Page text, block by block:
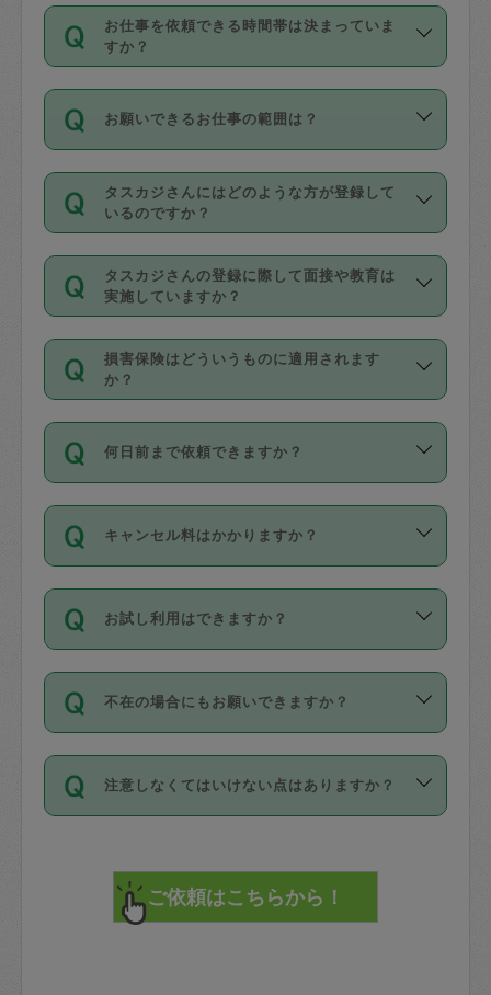
丈夫です。
デビットカード・プリペイドカード（Vプ
リカ、au WALLETなど）は支払にはご利
銀行振込や現金払いも対応していませ
なお、タスカジさんの交通費も、依頼料
金のご請求と合わせてお支払いとなりま
動計算で表示されます。
す。
定期の最低利用回数は設けていない代わ
りに、一定数を超えたキャンセルは有償
（例：毎週定期の場合は３回以上のキャ
ンセルが有償（1200円、隔週定期の場合
は２回以上のキャンセルが有償（1200
交通費は依頼料金とは別途発生し、依頼
料金のご請求と合わせてお支払いとなり
ます。交通費の金額は「依頼の詳細」に
お仕事を依頼できる時間帯は決まっていま
すか？
時間帯は3種類あります。いずれも１回あ
たり３時間です。
・ＡＭ ９時～１２時
・ＰＭ １３時～１６時
・夜 １８時～２１時
開始時間を２時間前後変更することが可
能です。依頼送信後、個別にタスカジさ
んにメッセージを送り調整してくださ
い。ただし、２時間を越えての調整はで
時間も被らない場合、損害保険の対象外
お願いできるお仕事の範囲は？
掃除、整理収納、洗濯、買い物、料理、
作り置きです。タスカジさんによってで
きる仕事の範囲が異なりますので、依頼
する前にタスカジさんのプロフィールで
確認してください。
基本的に、高所での作業や危険作業、屋
外での作業は対象外です。
タスカジさんにはどのような方が登録して
いるのですか？
主婦として長年の家事経験をお持ちの
方、栄養士・調理師といった資格者で保
育園や学校の給食やレストランで料理関
係の専門職に従事されていた方、日本で
すでにハウスキーパーや英語の先生とし
てお仕事をしているフィリピン出身の
社員など様々なバックグラウンドの方が
登録しています。
日本語も話せる方など様々です。
ールに記載していますので、各自の得意
を依頼してください。
タスカジさんの登録に際して面接や教育は
実施していますか？
応募の際に、各自事務局との面接と説明
を行っています。その後、身分証明書の
写真提出をしていただいています。外国
確認しています。タスカジさんトレーニ
ング動画を使ったセルフトレーニングの
現場トライアルを受け、合格したタスカ
ジさんが活動されています。
※テストセンターの講評は１件目のレビュ
参考
【詳細】タスカジさんの登録に際
損害保険はどういうものに適用されます
か？
依頼者とタスカジさんとの間でタスカジ
を通して成立した作業時間内での作業に
適用されます。作業範囲は、掃除、洗
です。作業中に物を壊したり、人にけが
をさせたりした場合が対象で、補償金額
す。
写真を撮り、
詳細FAQ：
損害賠償保険について教えて
何日前まで依頼できますか？
ご依頼は、現在を起点に3日後（72時間
以降）の日時から受付可能となっていま
す。
タスカジさんへ「募集」をかけることが
可能です。
キャンセル料はかかりますか？
キャンセル料には、以下の2種類がありま
す。
1. 直前キャンセル（定期、スポット契約
共通）
72時間を超える※と、以下のキャンセル
料が発生します。
直前キャンセル料：
72時間前〜24時間前＝依頼料金の50%
お試し利用はできますか？
「お試し利用」というメニューはありま
せんが、「一回のみ」依頼を活用するこ
とによって、気に入ったタスカジさんを
まず、条件の合う気になるタスカジさ
みてください。
その後、一番気に入ったタスカジさんに
不在の場合にもお願いできますか？
不在の場合の作業はタスカジさんの同意
が必要です。数回の依頼ののち、タスカ
ジさんと依頼者の間で十分な信頼関係が
てください。
不在時に部屋に入るためにタスカジさん
注意しなくてはいけない点はありますか？
で、必ず鍵のかかるロッカーや金庫に入
れて依頼者の責任の元管理するよう心掛
けてください。